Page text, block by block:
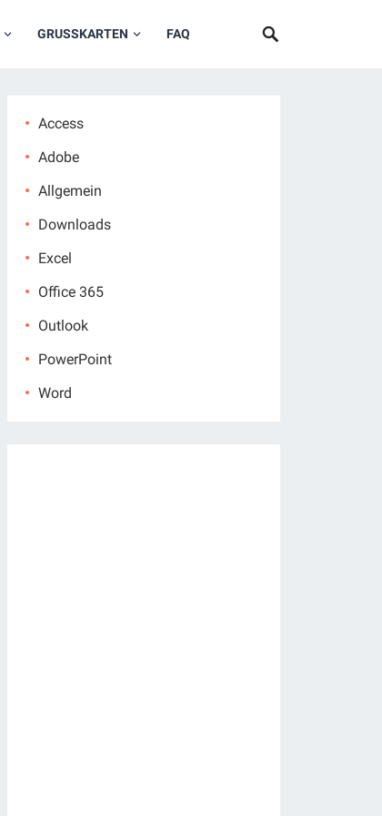
GRUSSKARTEN FAQ
Access
Adobe
Allgemein
Downloads
Excel
Office 365
Outlook
PowerPoint
Word